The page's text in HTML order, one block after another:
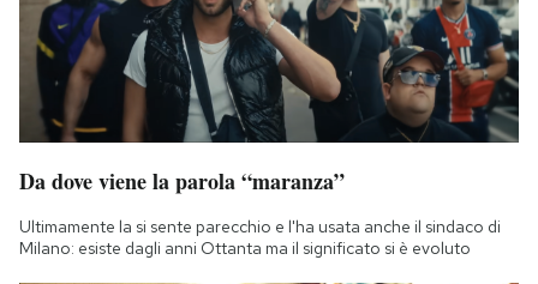
Da dove viene la parola “maranza”
Ultimamente la si sente parecchio e l'ha usata anche il sindaco di
Milano: esiste dagli anni Ottanta ma il significato si è evoluto